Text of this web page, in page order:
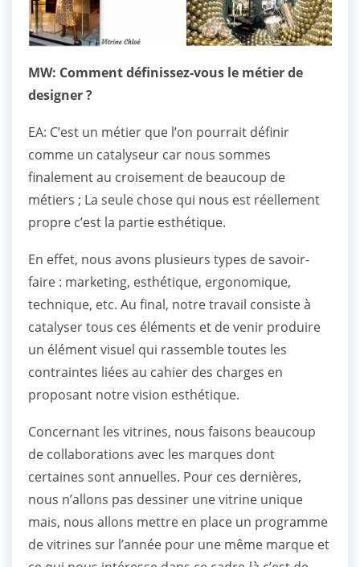
MW: Comment définissez-vous le métier de
designer ?
EA: C’est un métier que l’on pourrait définir
comme un catalyseur car nous sommes
finalement au croisement de beaucoup de
métiers ; La seule chose qui nous est réellement
propre c’est la partie esthétique.
En effet, nous avons plusieurs types de savoir-
faire : marketing, esthétique, ergonomique,
technique, etc. Au final, notre travail consiste à
catalyser tous ces éléments et de venir produire
un élément visuel qui rassemble toutes les
contraintes liées au cahier des charges en
proposant notre vision esthétique.
Concernant les vitrines, nous faisons beaucoup
de collaborations avec les marques dont
certaines sont annuelles. Pour ces dernières,
nous n’allons pas dessiner une vitrine unique
mais, nous allons mettre en place un programme
de vitrines sur l’année pour une même marque et